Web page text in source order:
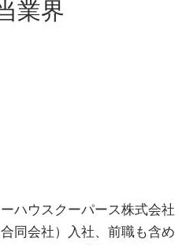
業界
ハウスクーパース株式会社
同会社）入社、前職も含め